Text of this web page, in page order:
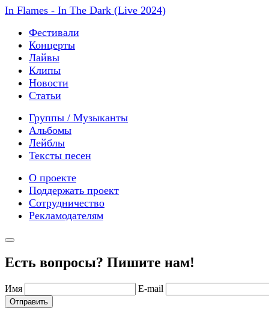
In Flames - In The Dark (Live 2024)
Фестивали
Концерты
Лайвы
Клипы
Новости
Статьи
Группы / Музыканты
Альбомы
Лейблы
Тексты песен
О проекте
Поддержать проект
Сотрудничество
Рекламодателям
Есть вопросы? Пишите нам!
Имя E-mail